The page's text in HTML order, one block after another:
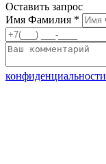
Оставить запрос
Имя Фамилия *
конфиденциальности